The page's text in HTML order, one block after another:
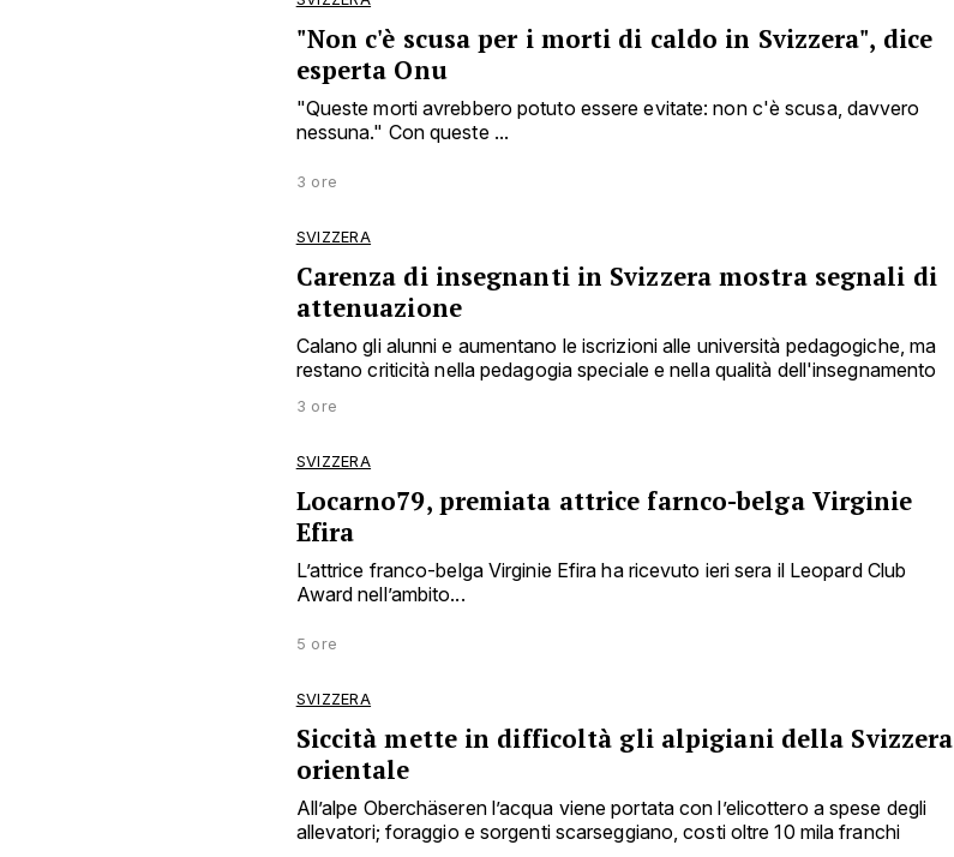
"Non c'è scusa per i morti di caldo in Svizzera", dice
esperta Onu
"Queste morti avrebbero potuto essere evitate: non c'è scusa, davvero
nessuna." Con queste ...
3 ore
SVIZZERA
Carenza di insegnanti in Svizzera mostra segnali di
attenuazione
Calano gli alunni e aumentano le iscrizioni alle università pedagogiche, ma
restano criticità nella pedagogia speciale e nella qualità dell'insegnamento
3 ore
SVIZZERA
Locarno79, premiata attrice farnco-belga Virginie
Efira
L’attrice franco-belga Virginie Efira ha ricevuto ieri sera il Leopard Club
Award nell’ambito...
5 ore
SVIZZERA
Siccità mette in difficoltà gli alpigiani della Svizzera
orientale
All’alpe Oberchäseren l’acqua viene portata con l’elicottero a spese degli
allevatori; foraggio e sorgenti scarseggiano, costi oltre 10 mila franchi